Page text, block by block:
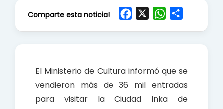
Comparte esta noticia!
b
o
k
W
A
p
p
El Ministerio de Cultura informó que se
vendieron más de 36 mil entradas
para visitar la Ciudad Inka de